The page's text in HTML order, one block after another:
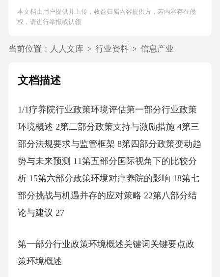
本文档由用户提供并上传，收益归属内容提供方，若内容存在侵
权，请进行举报或认领
当前位置： 人人文库 > 行业资料 > 信息产业
文档描述
1/1疗养院行业政策环境评估第一部分行业政策
环境概述 2第二部分政策支持与激励措施 4第三
部分法规要求与监管框架 8第四部分政策变动趋
势与未来预测 11第五部分国际视角下的比较分
析 15第六部分政策环境对疗养院的影响 18第七
部分挑战与机遇并存的应对策略 22第八部分结
论与建议 27
第一部分行业政策环境概述关键词关键要点政
策环境概述